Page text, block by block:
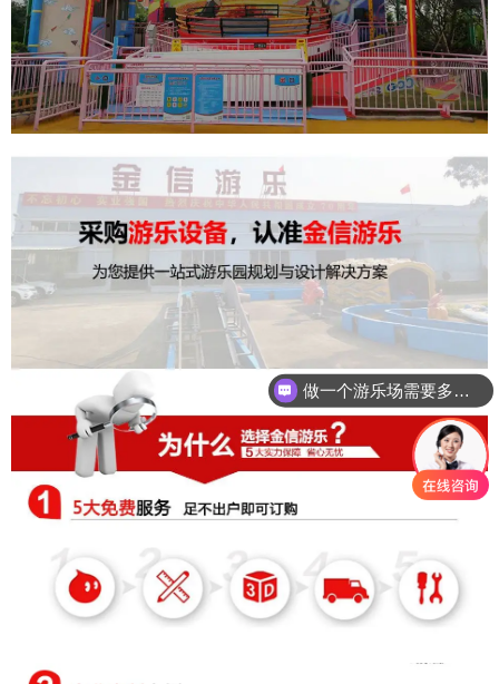
做一个游乐场需要多少钱？